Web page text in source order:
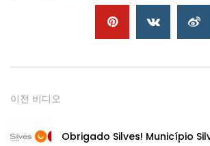
이전 비디오
Obrigado Silves! Município